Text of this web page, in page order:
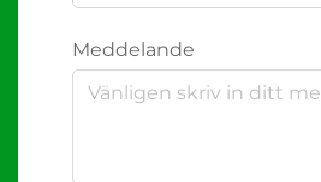
Meddelande